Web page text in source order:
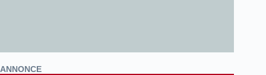
ANNONCE